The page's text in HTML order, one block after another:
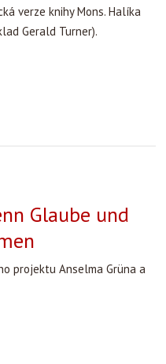
verze knihy Mons. Halíka
Gerald Turner).
Glaube und
projektu Anselma Grüna a